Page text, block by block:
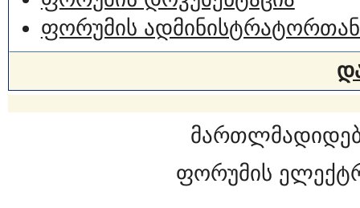
ფორუმის ადმინისტრატორთან
ფორუმის